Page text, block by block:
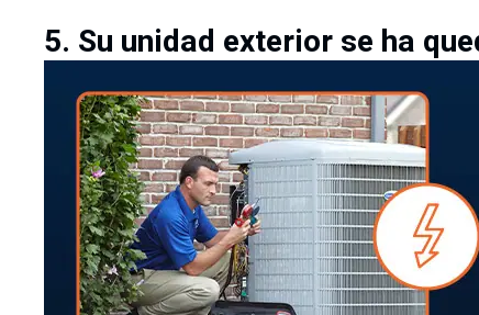
5. Su unidad exterior se ha